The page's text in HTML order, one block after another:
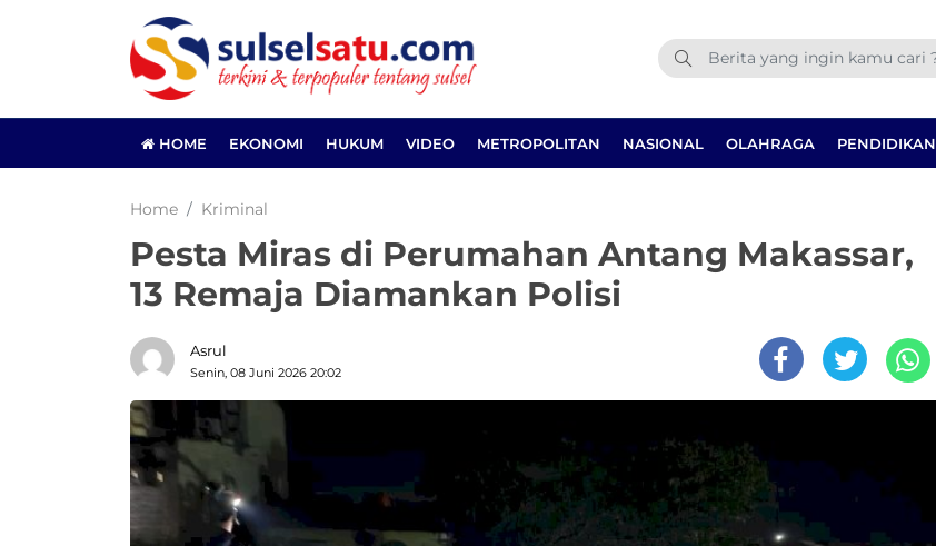
HOME EKONOMI HUKUM VIDEO METROPOLITAN NASIONAL OLAHRAGA PENDIDIKAN
Home Kriminal
Pesta Miras di Perumahan Antang Makassar,
13 Remaja Diamankan Polisi
Asrul
Senin, 08 Juni 2026 20:02